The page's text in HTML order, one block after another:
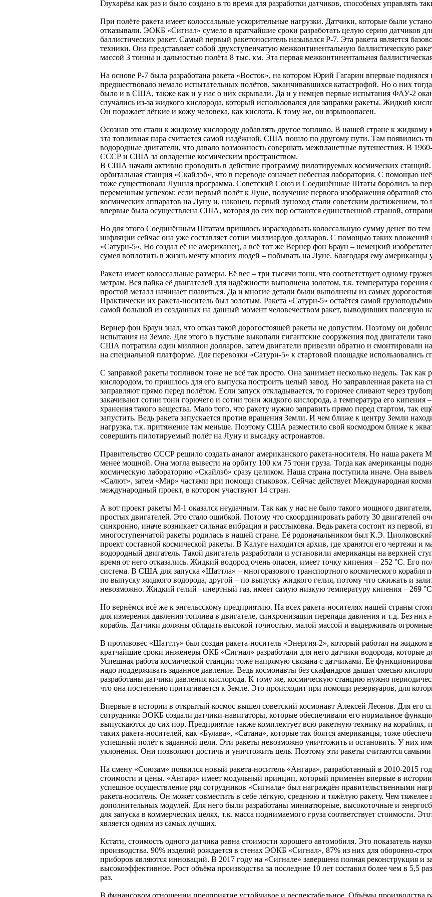
Глухарёва как раз и было создано в то время для разработки датчиков, способных управлять
При полёте ракета имеет колоссальные ускорительные нагрузки. Датчики, которые были
отказывали. ЭОКБ «Сигнал» сумело в кратчайшие сроки разработать целую серию датчиков
баллистических ракет. Самый первый ракетоноситель назывался Р-7. Эта ракета является
техники. Она представляет собой двухступенчатую межконтинентальную баллистическую
массой 3 тонны и дальностью полёта 8 тыс. км. Эта первая межконтинентальная
На основе Р-7 была разработана ракета «Восток», на котором Юрий Гагарин впервые
предшествовало немало испытательных полётов, заканчивавшихся катастрофой. Но о них
было и в США, также как и у нас о них скрывали. Да и у немцев первые испытания ФАУ-2
случались из-за жидкого кислорода, который использовался для заправки ракеты. Жидкий
Он поражает лёгкие и кожу человека, как кислота. К тому же, он взрывоопасен.
Осознав это стали к жидкому кислороду добавлять другое топливо. В нашей стране к
эта топливная пара считается самой надёжной. США пошло по другому пути. Там появились
водородные двигатели, что давало возможность совершать межпланетные путешествия. В
СССР и США за овладение космическим пространством.
В США начали активно проводить в действие программу пилотируемых космических станций.
орбитальная станция «Скайлэб», что в переводе означает небесная лаборатория. С помощью
тоже существовала Лунная программа. Советский Союз и Соединённые Штаты боролись за
переменным успехом: если первый полёт к Луне, получение первого изображения обратной
космических аппаратов на Луну и, наконец, первый луноход стали советским достижением, то
впервые была осуществлена США, которая до сих пор остаются единственной страной,
Но для этого Соединённым Штатам пришлось израсходовать колоссальную сумму денег по
инфляции сейчас она уже составляет сотни миллиардов долларов. С помощью таких вложений
«Сатурн-5». Но создал её не американец, а всё тот же Вернер фон Браун – немецкий
сумел воплотить в жизнь мечту многих людей – побывать на Луне. Благодаря ему американцы
Ракета имеет колоссальные размеры. Её вес – три тысячи тонн, что соответствует одному
метрам. Вся пайка её двигателей для надёжности выполнена золотом, т.к. температура
простой металл начинает плавиться. Да и многие детали были выполнены из самых
Практически их ракета-носитель был золотым. Ракета «Сатурн-5» остаётся самой
самой большой из созданных на данный момент человечеством ракет, выводивших полезную
Вернер фон Браун знал, что отказ такой дорогостоящей ракеты не допустим. Поэтому он
испытания на Земле. Для этого в пустыне выкопали гигантские сооружения под двигатели
США потратила один миллион долларов, затем двигатели привезли обратно и смонтировали
на специальной платформе. Для перевозки «Сатурн-5» к стартовой площадке использовались
С заправкой ракеты топливом тоже не всё так просто. Она занимает несколько недель. Так
кислородом, то пришлось для его выпуска построить целый завод. Но заправленная ракета на
заправляют прямо перед полётом. Если запуск откладывается, то горючее сливают через
закачивают сотни тонн горючего и сотни тонн жидкого кислорода, а температура его
хранения такого вещества. Мало того, что ракету нужно заправить прямо перед стартом, так
запустить. Ведь ракета запускается против вращения Земли. И чем ближе к центру Земли
нагрузка, т.к. притяжение там меньше. Поэтому США разместило свой космодром ближе к
совершить пилотируемый полёт на Луну и высадку астронавтов.
Правительство СССР решило создать аналог американского ракета-носителя. Но наша ракета
менее мощной. Она могла вывести на орбиту 100 км 75 тонн груза. Тогда как американцы
космическую лабораторию «Скайлэб» сразу целиком. Наша страна поступила иначе. Она
«Салют», затем «Мир» частями при помощи стыковок. Сейчас действует Международная
международный проект, в котором участвуют 14 стран.
А вот проект ракеты М-1 оказался неудачным. Так как у нас не было такого мощного
простых двигателей. Это стало ошибкой. Потому что скоординировать работу 30 двигателей
синхронно, иначе возникает сильная вибрация и расстыковка. Ведь ракета состоит из первой,
многоступенчатой ракеты родилась в нашей стране. Её родоначальником был К.Э.
проект составной космической ракеты. В Калуге находится архив, где хранятся его чертежи
водородный двигатель. Такой двигатель разработали и установили американцы на верхней
время от него отказались. Жидкий водород очень опасен, имеет точку кипения – 252 °С. Его
система. В США для запуска «Шаттла» – многоразового транспортного космического корабля
по выпуску жидкого водорода, другой – по выпуску жидкого гелия, потому что сжижать и
невозможно. Жидкий гелий –инертный газ, имеет самую низкую температуру кипения – 269
Но вернёмся всё же к энгельсскому предприятию. На всех ракета-носителях нашей страны
для измерения давления топлива в двигателе, синхронизации перепада давления и т.д. Без
корабль. Датчики должны обладать высокой точностью, малой массой и выдерживать
В противовес «Шаттлу» был создан ракета-носитель «Энергия-2», который работал на жидком
кратчайшие сроки инженеры ОКБ «Сигнал» разработали для него датчики водорода, которые
Успешная работа космической станции тоже напрямую связана с датчиками. Её
надо поддерживать заданное давление. Ведь космонавты без скафандров дышат смесью
разработаны датчики давления кислорода. К тому же, космическую станцию нужно
что она постепенно притягивается к Земле. Это происходит при помощи резервуаров, для
Впервые в истории в открытый космос вышел советский космонавт Алексей Леонов. Для его
сотрудники ЭОКБ создали датчики-навигаторы, которые обеспечивали его нормальное
выпускаются до сих пор. Предприятие также комплектует всю ракетную технику на
таких ракета-носителей, как «Булава», «Сатана», которые так боятся американцы, тоже
успешный полёт к заданной цели. Эти ракеты невозможно уничтожить и остановить. У них
уклонения. Они позволяют достичь и уничтожить цель. Поэтому эти ракеты считаются
На смену «Союзам» появился новый ракета-носитель «Ангара», разработанный в 2010-2015
стоимости и цены. «Ангара» имеет модульный принцип, который применён впервые в истории.
успешное осуществление ряд сотрудников «Сигнала» был награждён правительственными
ракета-носитель. Он может совместить в себе лёгкую, среднюю и тяжёлую ракету. Чем тяжелее
дополнительных модулей. Для него были разработаны миниатюрные, высокоточные и
для запуска в коммерческих целях, т.к. масса поднимаемого груза соответствует стоимости.
является одним из самых лучших.
Кстати, стоимость одного датчика равна стоимости хорошего автомобиля. Это показатель
производства. 90% изделий рождается в стенах ЭОКБ «Сигнал», 87% из них для оборонно-
приборов являются инноваций. В 2017 году на «Сигнале» завершена полная реконструкция и
высокоэффективное. Рост объёма производства за последние 10 лет составил более чем в 5,5
раз.
В финансовом отношении предприятие устойчивое и респектабельное. Объёмы производства